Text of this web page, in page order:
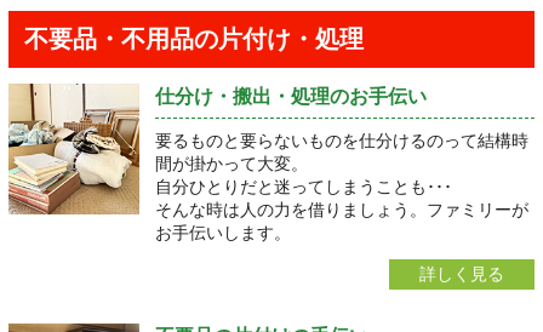
不要品・不用品の片付け・処理
仕分け・搬出・処理のお手伝い
要るものと要らないものを仕分けるのって結構時
間が掛かって大変。
自分ひとりだと迷ってしまうことも･･･
そんな時は人の力を借りましょう。ファミリーが
お手伝いします。
詳しく見る